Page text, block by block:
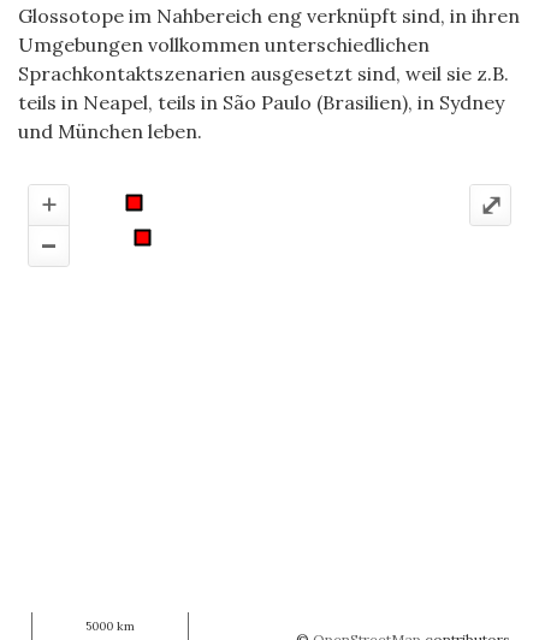
Glossotope im Nahbereich eng verknüpft sind, in ihren
Umgebungen vollkommen unterschiedlichen
Sprachkontaktszenarien ausgesetzt sind, weil sie z.B.
teils in Neapel, teils in São Paulo (Brasilien), in Sydney
und München leben.
+
–
⤢
5000 km